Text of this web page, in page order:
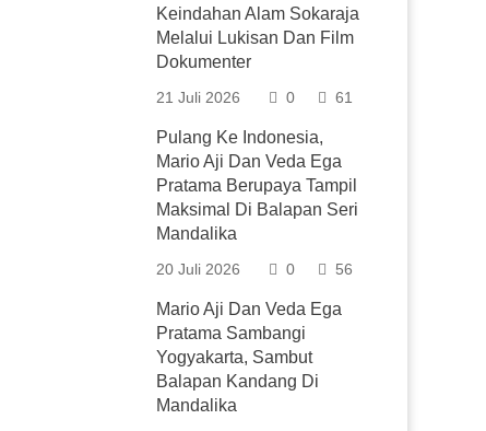
Keindahan Alam Sokaraja
Melalui Lukisan Dan Film
Dokumenter
21 Juli 2026 0 61
Pulang Ke Indonesia,
Mario Aji Dan Veda Ega
Pratama Berupaya Tampil
Maksimal Di Balapan Seri
Mandalika
20 Juli 2026 0 56
Mario Aji Dan Veda Ega
Pratama Sambangi
Yogyakarta, Sambut
Balapan Kandang Di
Mandalika